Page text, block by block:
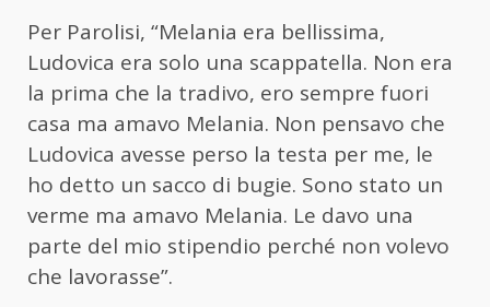
Per Parolisi, “Melania era bellissima,
Ludovica era solo una scappatella. Non era
la prima che la tradivo, ero sempre fuori
casa ma amavo Melania. Non pensavo che
Ludovica avesse perso la testa per me, le
ho detto un sacco di bugie. Sono stato un
verme ma amavo Melania. Le davo una
parte del mio stipendio perché non volevo
che lavorasse”.